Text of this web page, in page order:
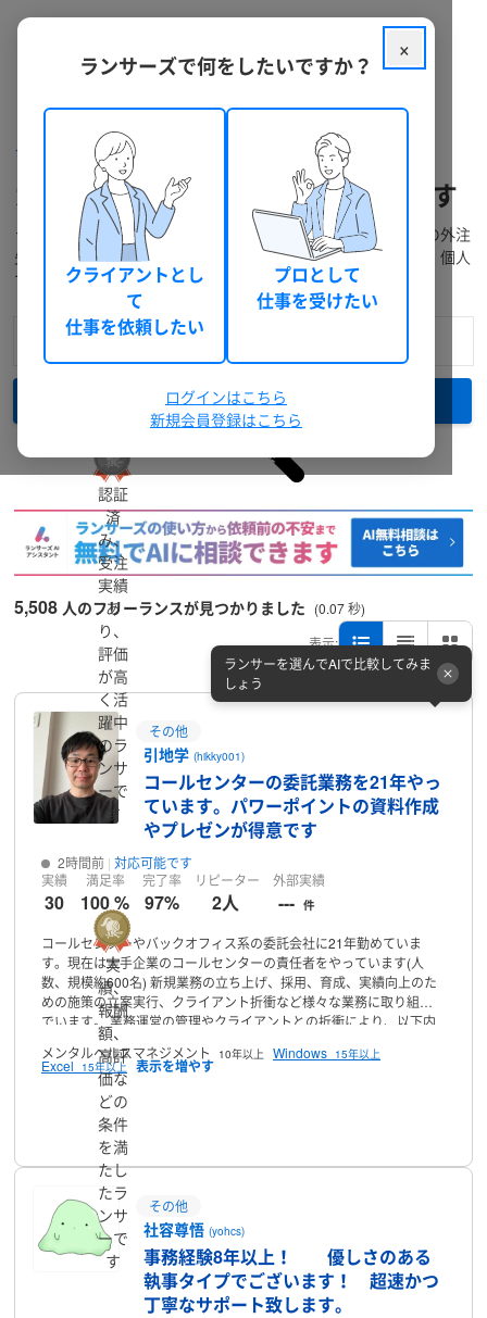
クラウドソーシング ランサーズ フリーランスを探す
カウンセリングのフリーランスを探す
ランサーズには、経験豊富なフリーランスが多数在籍。プロの外注
先に発注・仕事依頼をしたい方は料金や実績で検索できます。個人
で仕事を受注したい方には無料登録がおすすめです。
詳細検索
5,508 人のフリーランスが見つかりました (0.07 秒)
表示:
認証
済
み、
受注
実績
あ
り、
評価
が高
く活
躍中
のラ
ンサ
ーで
す
その他
引地学(hikky001)
コールセンターの委託業務を21年やっ
ています。パワーポイントの資料作成
やプレゼンが得意です
ランサーを選んでAIで比較してみま
しょう
2時間前 対応可能です
実績
30
満足率
100 %
完了率
97%
リピーター
2人
外部実績
--- 件
コールセンターやバックオフィス系の委託会社に21年勤めていま
す。現在は大手企業のコールセンターの責任者をやっています(人
数、規模約600名) 新規業務の立ち上げ、採用、育成、実績向上のた
めの施策の立案実行、クライアント折衝など様々な業務に取り組ん
でいます。業務運営の管理やクライアントとの折衝により、以下内
容を得意としています。
ション・Excel・文章作成・データ分析・メンタルヘルスマネジメ
ント・アンガーマネジメント
でに培った業務経験を元にしてお仕事の支援ができるのではないか
と考えています。
ろしくお願いします。
メンタルヘルスマネジメント 10年以上 Windows 15年以上
Excel 15年以上
実
績、
報酬
額、
高評
価な
どの
条件
を満
たし
たラ
ンサ
ーで
す
その他
社容尊悟(yohcs)
事務経験8年以上！ 優しさのある
執事タイプでございます！ 超速かつ
丁寧なサポート致します。
×
ランサーズで何をしたいですか？
クライアントとし
て
仕事を依頼したい
プロとして
仕事を受けたい
ログインはこちら
新規会員登録はこちら